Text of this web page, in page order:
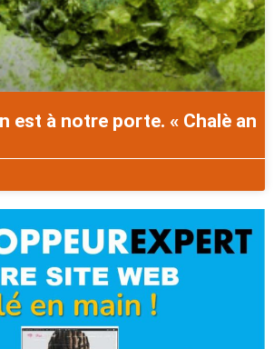
est à notre porte. « Chalè an